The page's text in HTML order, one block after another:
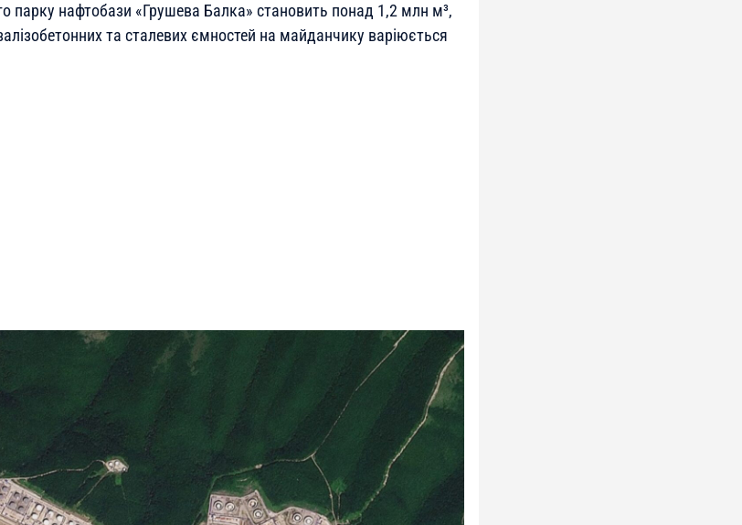
парку нафтобази «Грушева Балка» становить понад 1,2 млн м³,
та сталевих ємностей на майданчику варіюється